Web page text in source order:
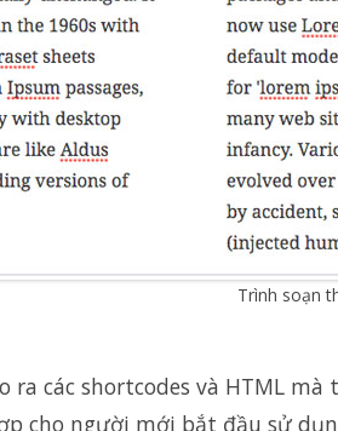
Trình soạn
ra các shortcodes và HTML
cho người mới bắt đầu sử